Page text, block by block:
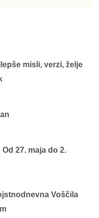
misli, verzi, želje
27. maja do 2.
Voščila